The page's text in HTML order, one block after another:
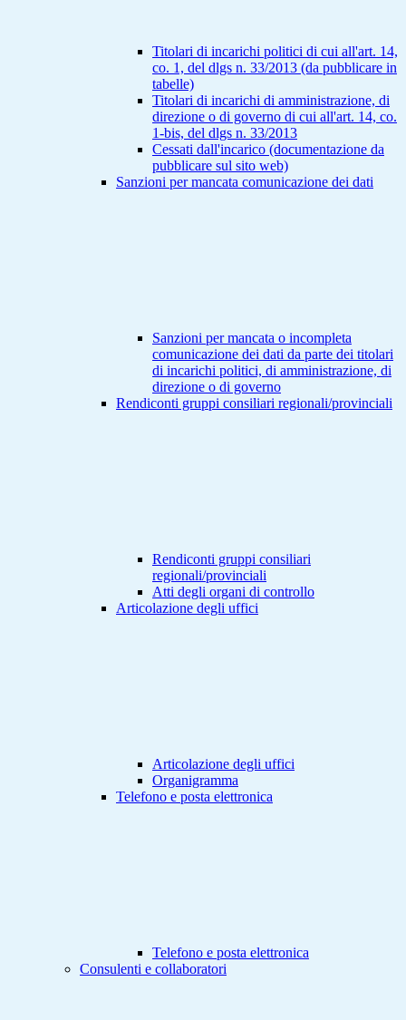
Titolari di incarichi politici di cui all'art. 14,
co. 1, del dlgs n. 33/2013 (da pubblicare in
tabelle)
Titolari di incarichi di amministrazione, di
direzione o di governo di cui all'art. 14, co.
1-bis, del dlgs n. 33/2013
Cessati dall'incarico (documentazione da
pubblicare sul sito web)
Sanzioni per mancata comunicazione dei dati
Sanzioni per mancata o incompleta
comunicazione dei dati da parte dei titolari
di incarichi politici, di amministrazione, di
direzione o di governo
Rendiconti gruppi consiliari regionali/provinciali
Rendiconti gruppi consiliari
regionali/provinciali
Atti degli organi di controllo
Articolazione degli uffici
Articolazione degli uffici
Organigramma
Telefono e posta elettronica
Telefono e posta elettronica
Consulenti e collaboratori